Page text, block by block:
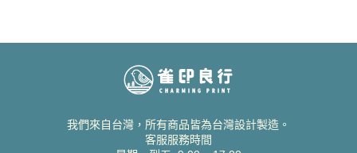
我們來自台灣，所有商品皆為台灣設計製造。
客服服務時間